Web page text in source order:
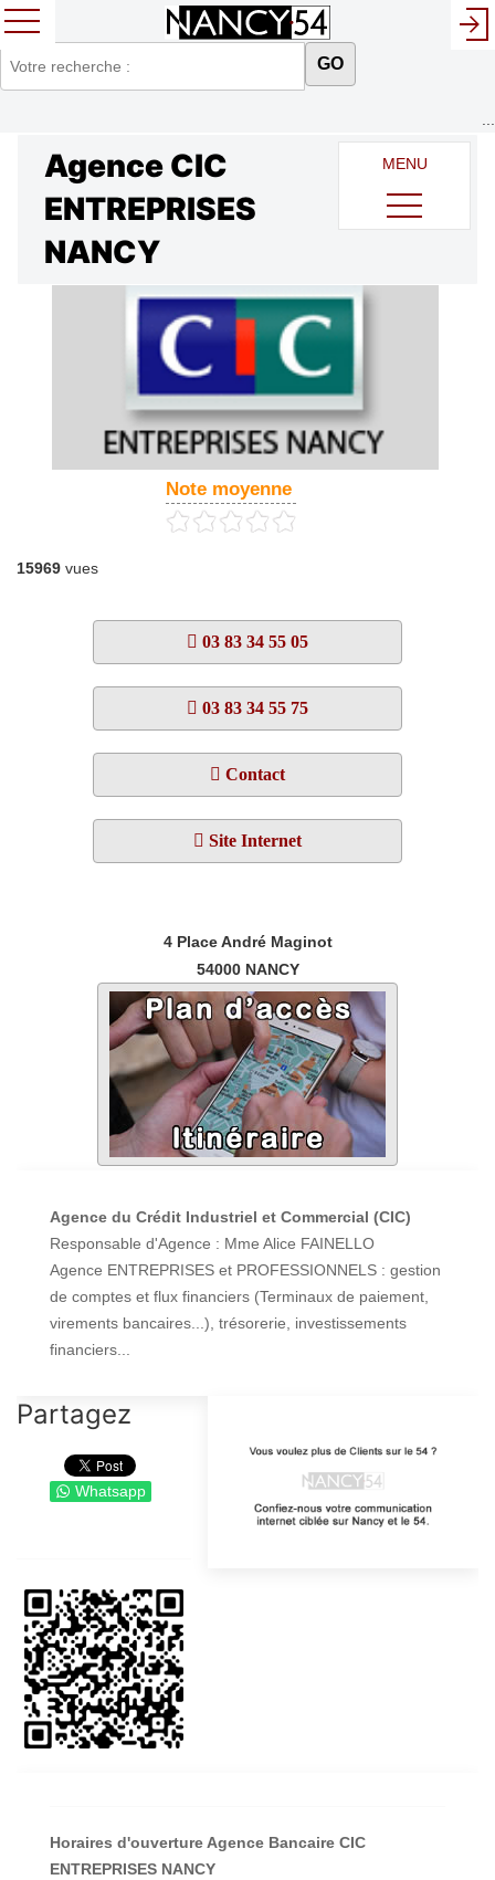
GO
Agence CIC
ENTREPRISES
NANCY
Note moyenne
15969 vues
03 83 34 55 05
03 83 34 55 75
Contact
Site Internet
4 Place André Maginot
54000 NANCY
Agence du Crédit Industriel et Commercial (CIC)
Responsable d'Agence : Mme Alice FAINELLO
Agence ENTREPRISES et PROFESSIONNELS : gestion
de comptes et flux financiers (Terminaux de paiement,
virements bancaires...), trésorerie, investissements
financiers...
Partagez
Whatsapp
Horaires d'ouverture Agence Bancaire CIC
ENTREPRISES NANCY